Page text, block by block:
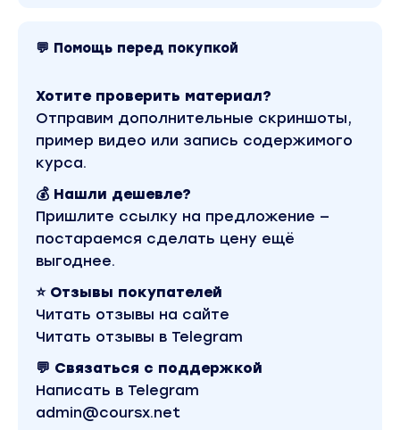
Урок 4 Смена названия товара
Урок 5 Что такое SEO
Анализ ключевых запросов
Пошаговая инструкция по SEO-оптимизации
карточки товара
Урок 6 Маркировка товара
Урок 7 Правила упаковки и отгрузки
Урок 8 Работа с расхождениями
Урок 9 FBS и FBO
Урок 11 Региональные склады
Урок 12 Транзитные поставки
Урок 13 Работа со складом FBS
💬 Помощь перед покупкой
Хотите проверить материал?
Отправим дополнительные скриншоты,
пример видео или запись содержимого
курса.
💰 Нашли дешевле?
Пришлите ссылку на предложение —
постараемся сделать цену ещё
выгоднее.
⭐ Отзывы покупателей
Читать отзывы на сайте
Читать отзывы в Telegram
💬 Связаться с поддержкой
Написать в Telegram
admin@coursx.net